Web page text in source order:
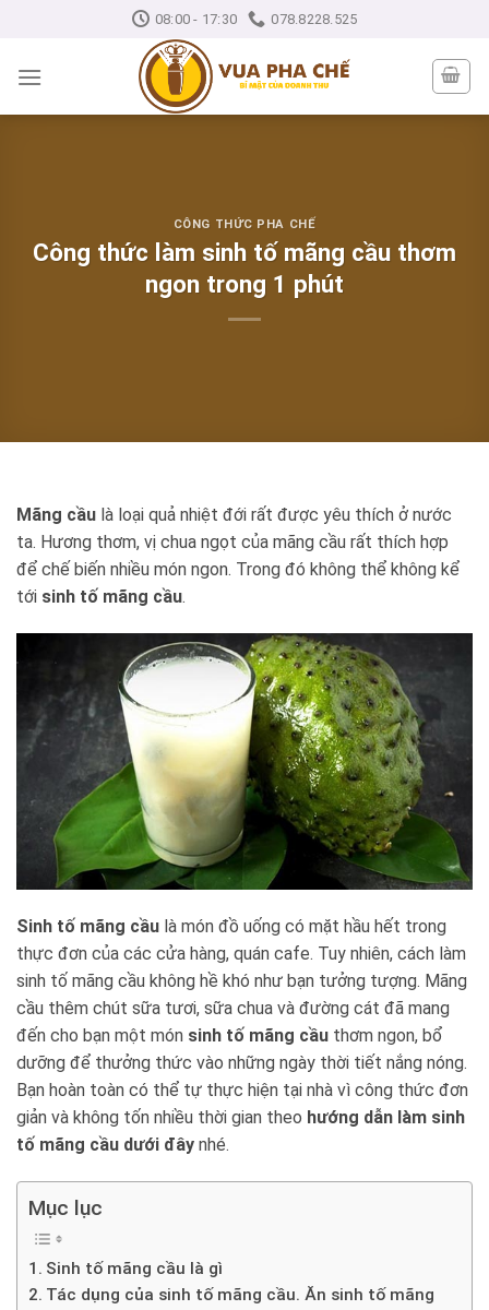
content
08:00 - 17:30 078.8228.525
CÔNG THỨC PHA CHẾ
Công thức làm sinh tố mãng cầu thơm
ngon trong 1 phút
Mãng cầu là loại quả nhiệt đới rất được yêu thích ở nước
ta. Hương thơm, vị chua ngọt của mãng cầu rất thích hợp
để chế biến nhiều món ngon. Trong đó không thể không kể
tới sinh tố mãng cầu.
Sinh tố mãng cầu là món đồ uống có mặt hầu hết trong
thực đơn của các cửa hàng, quán cafe. Tuy nhiên, cách làm
sinh tố mãng cầu không hề khó như bạn tưởng tượng. Mãng
cầu thêm chút sữa tươi, sữa chua và đường cát đã mang
đến cho bạn một món sinh tố mãng cầu thơm ngon, bổ
dưỡng để thưởng thức vào những ngày thời tiết nắng nóng.
Bạn hoàn toàn có thể tự thực hiện tại nhà vì công thức đơn
giản và không tốn nhiều thời gian theo hướng dẫn làm sinh
tố mãng cầu dưới đây nhé.
Mục lục
Sinh tố mãng cầu là gì
Tác dụng của sinh tố mãng cầu. Ăn sinh tố mãng